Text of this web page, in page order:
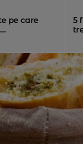
pe care
5